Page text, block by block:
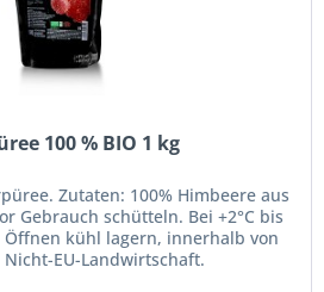
100 % BIO 1 kg
Zutaten: 100% Himbeere aus
Gebrauch schütteln. Bei +2°C bis
Öffnen kühl lagern, innerhalb von
EU-Landwirtschaft.